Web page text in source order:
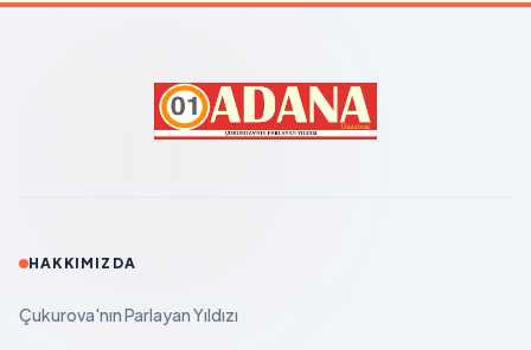
HAKKIMIZDA
Çukurova'nın Parlayan Yıldızı